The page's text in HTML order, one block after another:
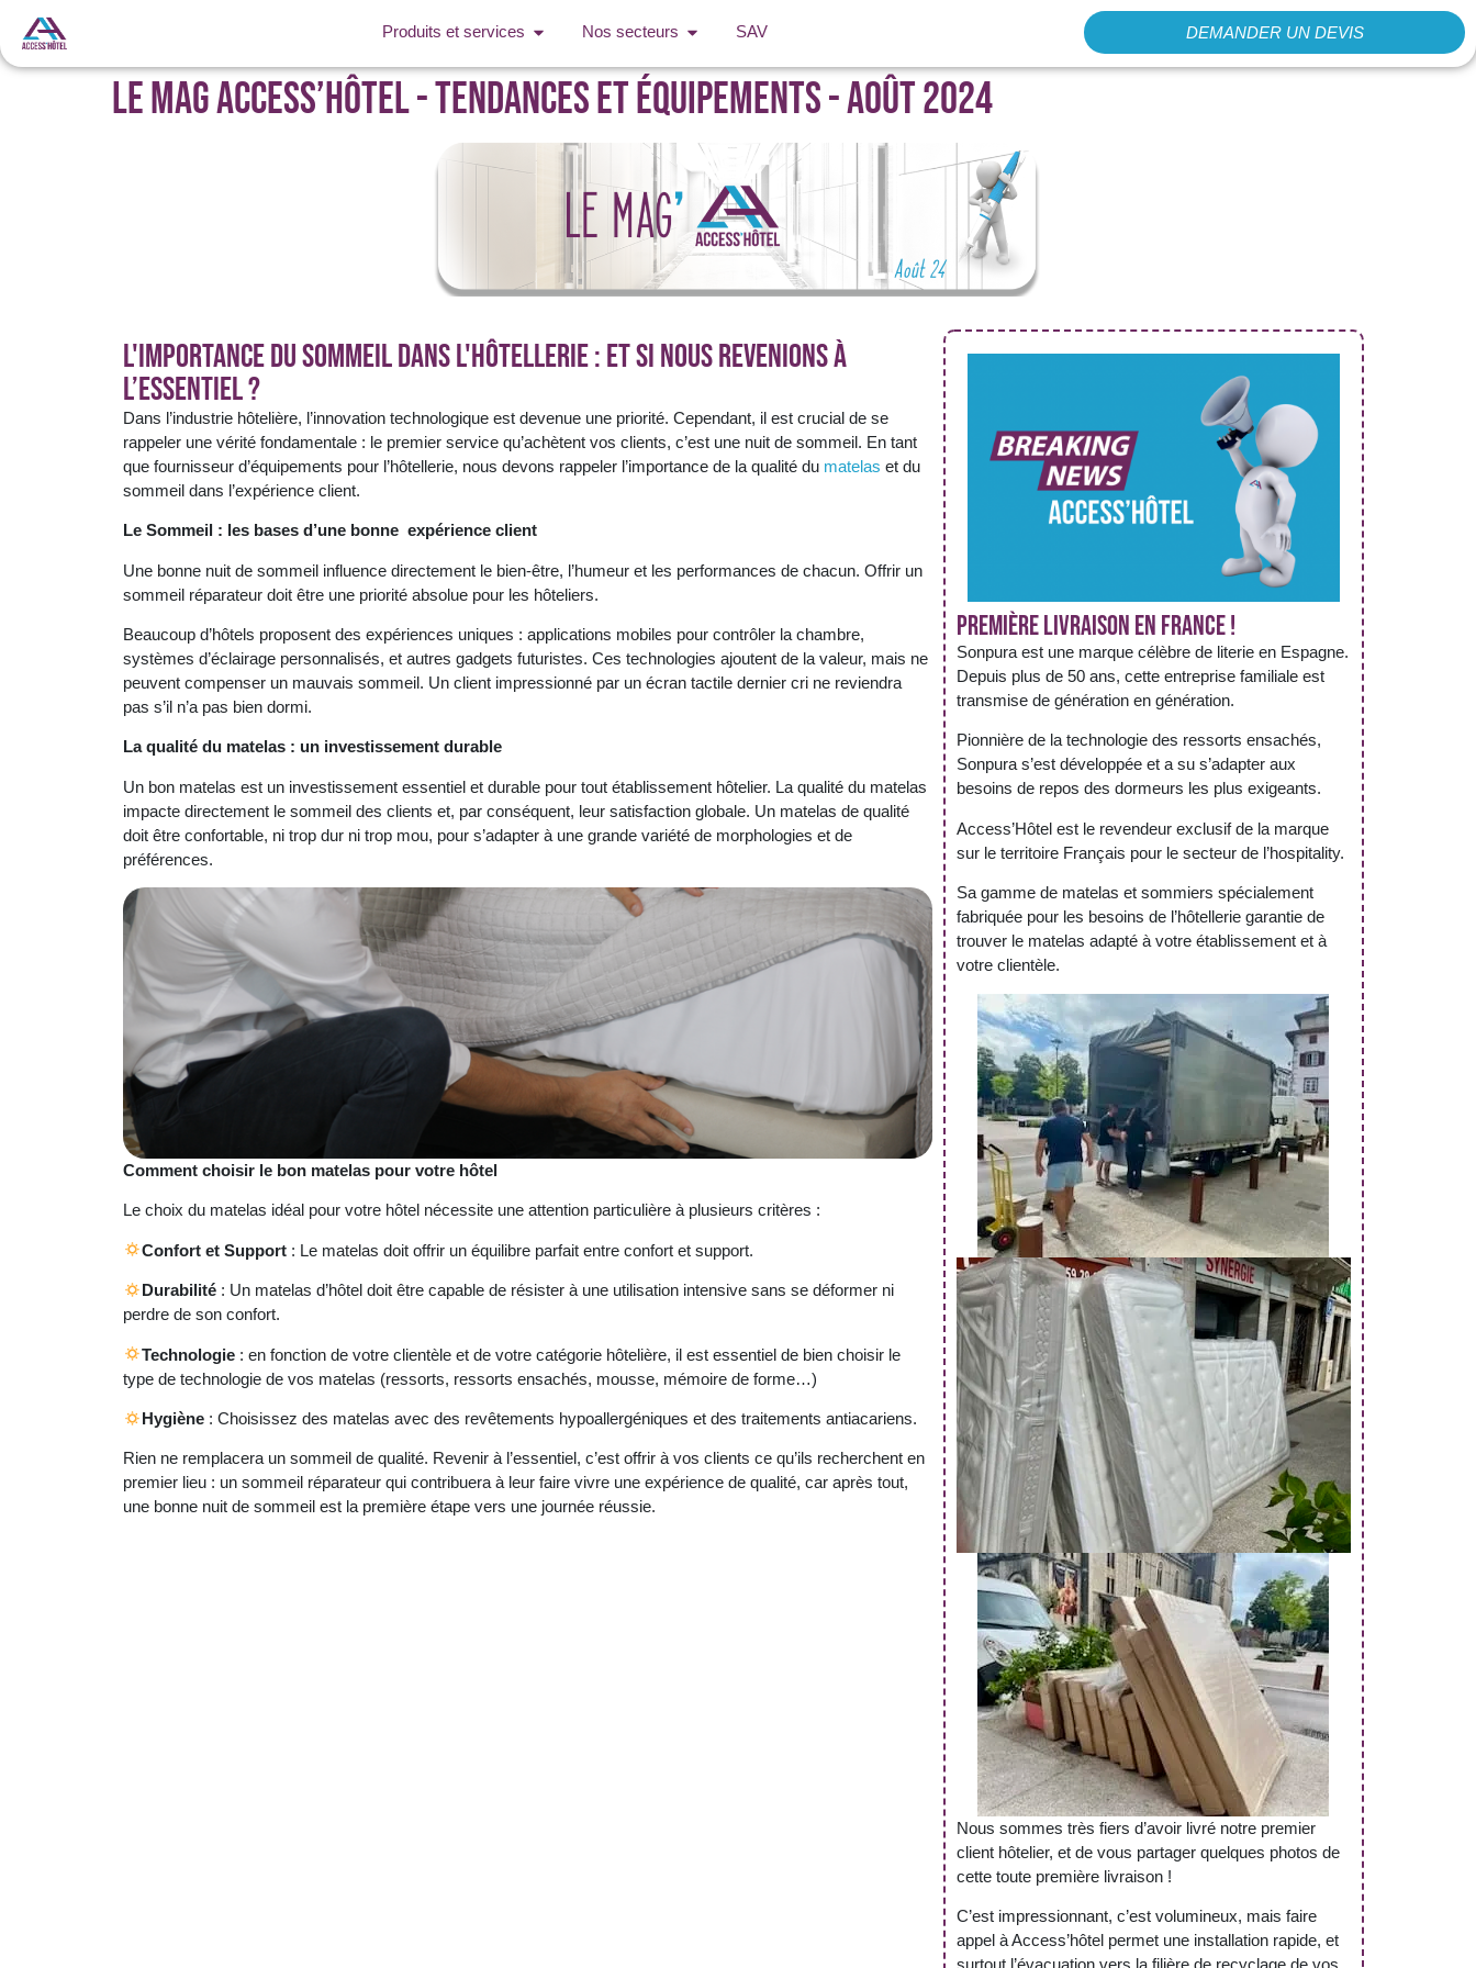
Produits et services Nos secteurs SAV DEMANDER UN DEVIS
Le Mag Access’Hôtel - Tendances et équipements - Août 2024
L'Importance du sommeil dans l'hôtellerie : et si nous revenions à
l’essentiel ?
Dans l’industrie hôtelière, l’innovation technologique est devenue une priorité. Cependant, il est crucial de se
rappeler une vérité fondamentale : le premier service qu’achètent vos clients, c’est une nuit de sommeil. En tant
que fournisseur d’équipements pour l’hôtellerie, nous devons rappeler l’importance de la qualité du matelas et du
sommeil dans l’expérience client.
Le Sommeil : les bases d’une bonne expérience client
Une bonne nuit de sommeil influence directement le bien-être, l’humeur et les performances de chacun. Offrir un
sommeil réparateur doit être une priorité absolue pour les hôteliers.
Beaucoup d’hôtels proposent des expériences uniques : applications mobiles pour contrôler la chambre,
systèmes d’éclairage personnalisés, et autres gadgets futuristes. Ces technologies ajoutent de la valeur, mais ne
peuvent compenser un mauvais sommeil. Un client impressionné par un écran tactile dernier cri ne reviendra
pas s’il n’a pas bien dormi.
La qualité du matelas : un investissement durable
Un bon matelas est un investissement essentiel et durable pour tout établissement hôtelier. La qualité du matelas
impacte directement le sommeil des clients et, par conséquent, leur satisfaction globale. Un matelas de qualité
doit être confortable, ni trop dur ni trop mou, pour s’adapter à une grande variété de morphologies et de
préférences.
Comment choisir le bon matelas pour votre hôtel
Le choix du matelas idéal pour votre hôtel nécessite une attention particulière à plusieurs critères :
Confort et Support : Le matelas doit offrir un équilibre parfait entre confort et support.
Durabilité : Un matelas d’hôtel doit être capable de résister à une utilisation intensive sans se déformer ni
perdre de son confort.
Technologie : en fonction de votre clientèle et de votre catégorie hôtelière, il est essentiel de bien choisir le
type de technologie de vos matelas (ressorts, ressorts ensachés, mousse, mémoire de forme…)
Hygiène : Choisissez des matelas avec des revêtements hypoallergéniques et des traitements antiacariens.
Rien ne remplacera un sommeil de qualité. Revenir à l’essentiel, c’est offrir à vos clients ce qu’ils recherchent en
premier lieu : un sommeil réparateur qui contribuera à leur faire vivre une expérience de qualité, car après tout,
une bonne nuit de sommeil est la première étape vers une journée réussie.
Première livraison en France !
Sonpura est une marque célèbre de literie en Espagne.
Depuis plus de 50 ans, cette entreprise familiale est
transmise de génération en génération.
Pionnière de la technologie des ressorts ensachés,
Sonpura s’est développée et a su s’adapter aux
besoins de repos des dormeurs les plus exigeants.
Access’Hôtel est le revendeur exclusif de la marque
sur le territoire Français pour le secteur de l’hospitality.
Sa gamme de matelas et sommiers spécialement
fabriquée pour les besoins de l’hôtellerie garantie de
trouver le matelas adapté à votre établissement et à
votre clientèle.
Nous sommes très fiers d’avoir livré notre premier
client hôtelier, et de vous partager quelques photos de
cette toute première livraison !
C’est impressionnant, c’est volumineux, mais faire
appel à Access’hôtel permet une installation rapide, et